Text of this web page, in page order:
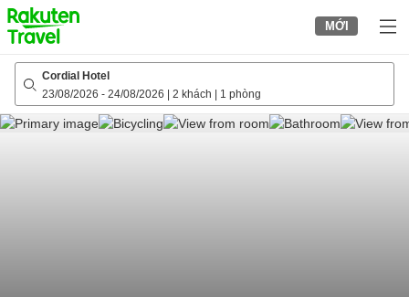
to
top
page
MỚI
Cordial Hotel
23/08/2026 - 24/08/2026 2 khách 1 phòng